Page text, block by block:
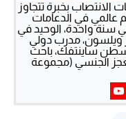
بخبرة تتجاوز
عالمي في الدعامات
2025 بـ 1,500 عملية في سنة واحدة، الوحيد في
ويلسون، مدرب دولي
ساينتفك، باحث
الجنسي (مجموعة